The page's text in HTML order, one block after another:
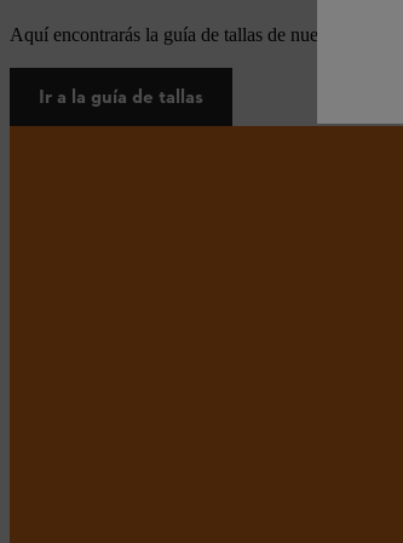
Aquí encontrarás la guía de tallas de nuestros
Ir a la guía de tallas